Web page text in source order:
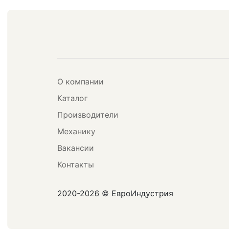
О компании
Каталог
Производители
Механику
Вакансии
Контакты
2020-2026 © ЕвроИндустрия